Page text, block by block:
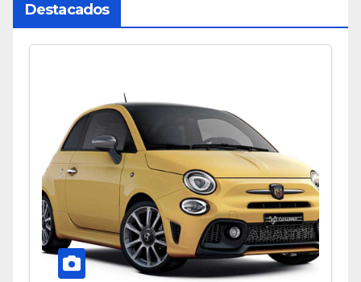
Destacados